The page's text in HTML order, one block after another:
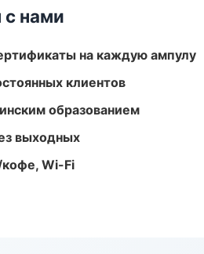
нами
на каждую ампулу
клиентов
образованием
выходных
Wi-Fi